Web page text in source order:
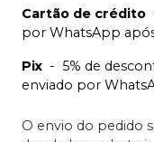
Cartão de crédito
por WhatsApp
Pix - 5% de
enviado por
O envio do pedido